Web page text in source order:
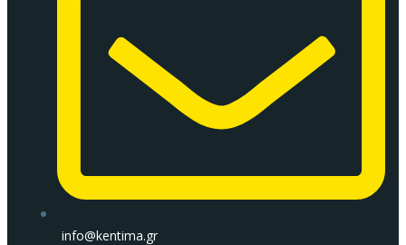
info@kentima.gr